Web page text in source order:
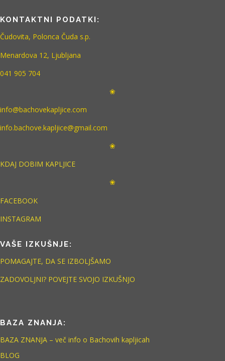
KONTAKTNI PODATKI:
Čudovita, Polonca Čuda s.p.
Menardova 12, Ljubljana
041 905 704
❀
info@bachovekapljice.com
info.bachove.kapljice@gmail.com
❀
KDAJ DOBIM KAPLJICE
❀
FACEBOOK
INSTAGRAM
VAŠE IZKUŠNJE:
POMAGAJTE, DA SE IZBOLJŠAMO
ZADOVOLJNI? POVEJTE SVOJO IZKUŠNJO
BAZA ZNANJA:
BAZA ZNANJA – več info o Bachovih kapljicah
BLOG